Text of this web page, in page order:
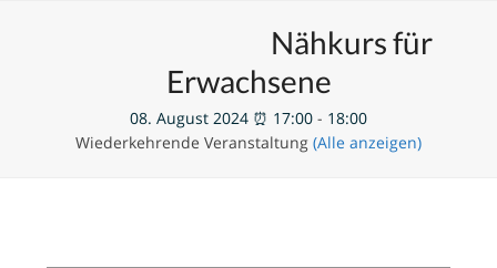
Nähkurs für
Erwachsene
08. August 2024 ⏰ 17:00 - 18:00
Wiederkehrende Veranstaltung (Alle anzeigen)